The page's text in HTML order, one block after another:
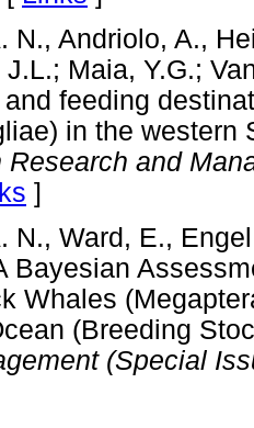
N., Andriolo, A.,
Maia, Y.G.;
feeding
in the western
Research and
]
N., Ward, E.,
Bayesian
Whales
(Breeding
(Special